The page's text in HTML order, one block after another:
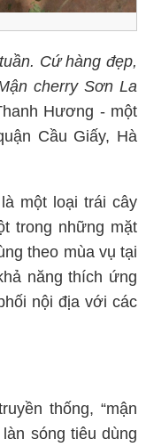
Cứ hàng đẹp,
cherry Sơn La
Hương - một
Cầu Giấy, Hà
một loại trái cây
trong những mặt
theo mùa vụ tại
năng thích ứng
nội địa với các
thống, “mận
sóng tiêu dùng